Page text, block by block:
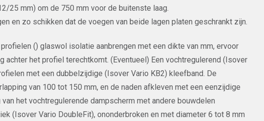
25 mm) om de 750 mm voor de buitenste laag.
en zo schikken dat de voegen van beide lagen platen geschrankt zijn.
() glaswol isolatie aanbrengen met een dikte van mm, ervoor
het profiel terechtkomt. (Eventueel) Een vochtregulerend (Isover
met een dubbelzijdige (Isover Vario KB2) kleefband. De
van 100 tot 150 mm, en de naden afkleven met een eenzijdige
het vochtregulerende dampscherm met andere bouwdelen
(Isover Vario DoubleFit), ononderbroken en met diameter 6 tot 8 mm